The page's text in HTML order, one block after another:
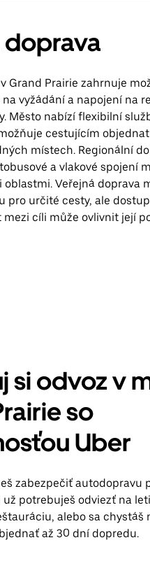
doprava
Grand Prairie zahrnuje
vyžádání a napojení na
Město nabízí flexibilní
cestujícím
místech. Regionální
a vlakové spojení
oblastmi. Veřejná doprava
pro určité cesty, ale
mezi cíli může ovlivnit její
si odvoz v
so
Uber
zabezpečiť autodopravu
už potrebuješ odviezť na
alebo sa chystáš
až 30 dní dopredu.